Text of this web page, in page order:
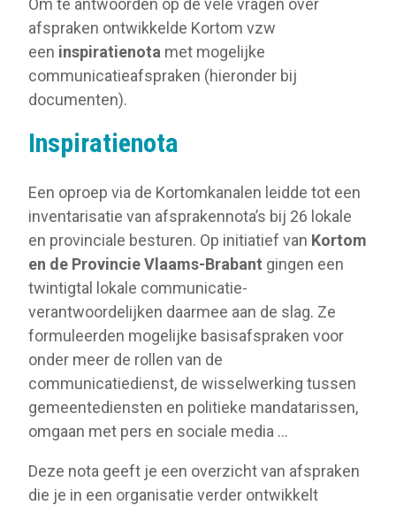
Om te antwoorden op de vele vragen over
afspraken ontwikkelde Kortom vzw
een inspiratienota met mogelijke
communicatieafspraken (hieronder bij
documenten).
Inspiratienota
Een oproep via de Kortomkanalen leidde tot een
inventarisatie van afsprakennota’s bij 26 lokale
en provinciale besturen. Op initiatief van Kortom
en de Provincie Vlaams-Brabant gingen een
twintigtal lokale communicatie-
verantwoordelijken daarmee aan de slag. Ze
formuleerden mogelijke basisafspraken voor
onder meer de rollen van de
communicatiedienst, de wisselwerking tussen
gemeentediensten en politieke mandatarissen,
omgaan met pers en sociale media …
Deze nota geeft je een overzicht van afspraken
die je in een organisatie verder ontwikkelt